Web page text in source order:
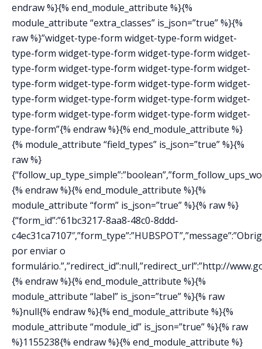
endraw %}{% end_module_attribute %}{%
module_attribute “extra_classes” is_json=”true” %}{%
raw %}”widget-type-form widget-type-form widget-
type-form widget-type-form widget-type-form widget-
type-form widget-type-form widget-type-form widget-
type-form widget-type-form widget-type-form widget-
type-form widget-type-form widget-type-form widget-
type-form widget-type-form widget-type-form widget-
type-form”{% endraw %}{% end_module_attribute %}
{% module_attribute “field_types” is_json=”true” %}{%
raw %}
{% endraw %}{% end_module_attribute %}{%
module_attribute “form” is_json=”true” %}{% raw %}
{“form_id”:”61bc3217-8aa8-48c0-8ddd-
por enviar o
formulário.”,”redirect_id”:null,”redirect_url”:”http://
{% endraw %}{% end_module_attribute %}{%
module_attribute “label” is_json=”true” %}{% raw
%}null{% endraw %}{% end_module_attribute %}{%
module_attribute “module_id” is_json=”true” %}{% raw
%}1155238{% endraw %}{% end_module_attribute %}